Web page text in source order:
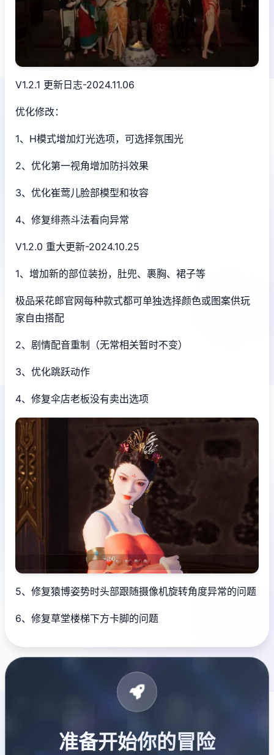
V1.2.1 更新日志-2024.11.06
优化修改：
1、H模式增加灯光选项，可选择氛围光
2、优化第一视角增加防抖效果
3、优化崔莺儿脸部模型和妆容
4、修复绯燕斗法看向异常
V1.2.0 重大更新-2024.10.25
1、增加新的部位装扮，肚兜、裹胸、裙子等
极品采花郎官网每种款式都可单独选择颜色或图案供玩
家自由搭配
2、剧情配音重制（无常相关暂时不变）
3、优化跳跃动作
4、修复伞店老板没有卖出选项
5、修复猿博姿势时头部跟随摄像机旋转角度异常的问题
6、修复草堂楼梯下方卡脚的问题
准备开始你的冒险